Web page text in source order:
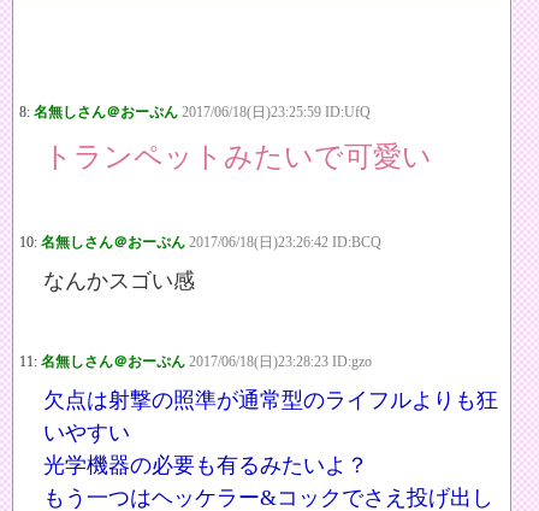
8: 名無しさん＠おーぷん 2017/06/18(日)23:25:59 ID:UfQ
トランペットみたいで可愛い
10: 名無しさん＠おーぷん 2017/06/18(日)23:26:42 ID:BCQ
なんかスゴい感
11: 名無しさん＠おーぷん 2017/06/18(日)23:28:23 ID:gzo
欠点は射撃の照準が通常型のライフルよりも狂
いやすい
光学機器の必要も有るみたいよ？
もう一つはヘッケラー&コックでさえ投げ出し